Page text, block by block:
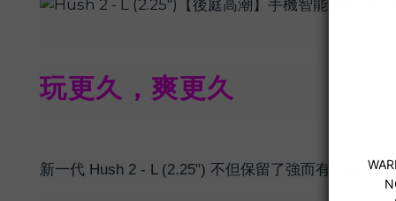
玩更久，爽更久
新一代 Hush 2 - L (2.25") 不但保留了強而有力的馬